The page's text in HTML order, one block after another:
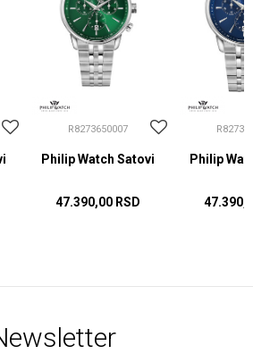
R8273650007
Philip Watch Satovi
47.390,00 RSD
Philip